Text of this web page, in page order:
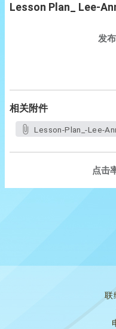
Lesson Plan_ Lee-
发
相关附件
Lesson-Plan_-Lee-
点击
联